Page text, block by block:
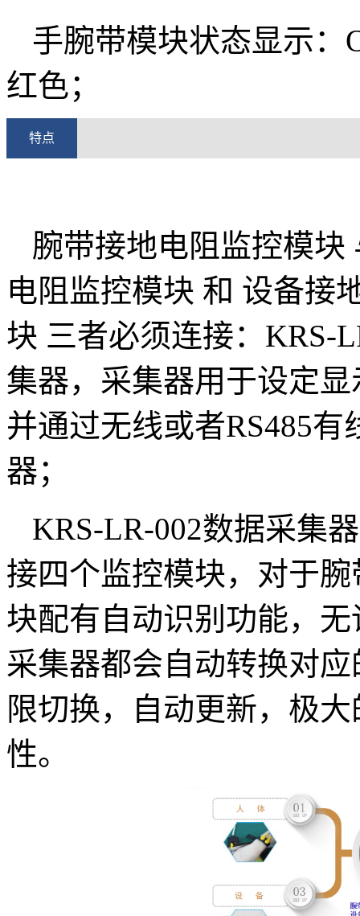
手腕带模块状态显示：
红色；
特点
腕带接地电阻监控模块
电阻监控模块 和 设备接
块 三者必须连接：KRS-
集器，采集器用于设定
并通过无线或者RS485
器；
KRS-LR-002数据采集
接四个监控模块，对于
块配有自动识别功能，
采集器都会自动转换对
限切换，自动更新，极
性。